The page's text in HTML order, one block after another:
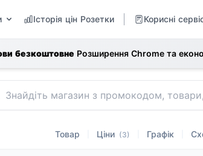
Історія цін Розетки Корисні
безкоштовне Розширення Chrome та
Товар Ціни (3) Графік